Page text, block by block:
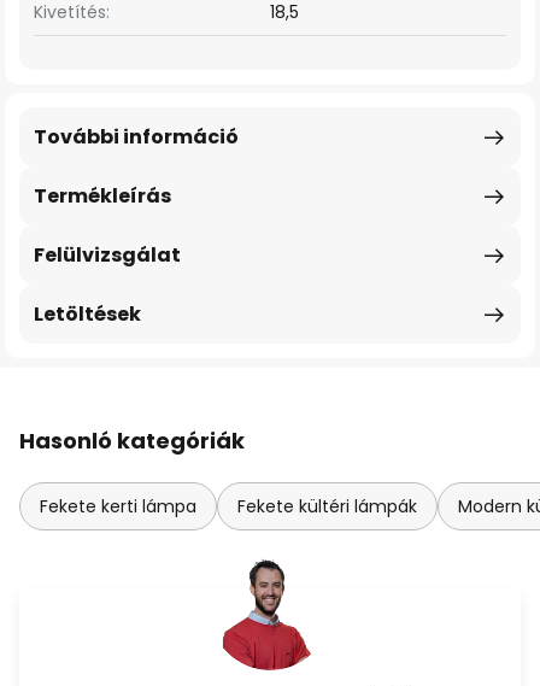
Kivetítés: 18,5
Termékleírás
További információ
Felülvizsgálat
Letöltések
Hasonló kategóriák
Fekete kerti lámpa Fekete kültéri lámpák Modern